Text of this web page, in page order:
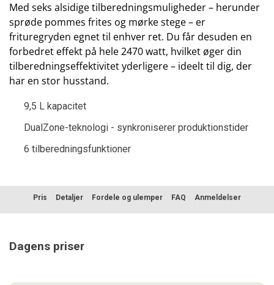
Med seks alsidige tilberedningsmuligheder – herunder
sprøde pommes frites og mørke stege – er
frituregryden egnet til enhver ret. Du får desuden en
forbedret effekt på hele 2470 watt, hvilket øger din
tilberedningseffektivitet yderligere – ideelt til dig, der
har en stor husstand.
9,5 L kapacitet
DualZone-teknologi - synkroniserer produktionstider
6 tilberedningsfunktioner
Pris Detaljer Fordele og ulemper FAQ Anmeldelser
Dagens priser